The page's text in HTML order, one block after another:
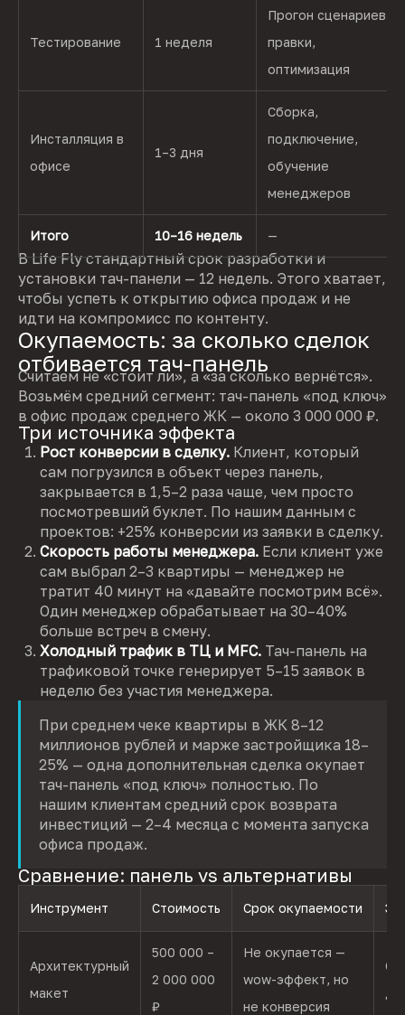
Тестирование 1 неделя
Прогон сценариев,
правки,
оптимизация
Инсталляция в
офисе
1–3 дня
Сборка,
подключение,
обучение
менеджеров
Итого 10–16 недель —
В Life Fly стандартный срок разработки и
установки тач-панели — 12 недель. Этого хватает,
чтобы успеть к открытию офиса продаж и не
идти на компромисс по контенту.
Окупаемость: за сколько сделок
отбивается тач-панель
Считаем не «стоит ли», а «за сколько вернётся».
Возьмём средний сегмент: тач-панель «под ключ»
в офис продаж среднего ЖК — около 3 000 000 ₽.
Три источника эффекта
Рост конверсии в сделку. Клиент, который
сам погрузился в объект через панель,
закрывается в 1,5–2 раза чаще, чем просто
посмотревший буклет. По нашим данным с
проектов: +25% конверсии из заявки в сделку.
Скорость работы менеджера. Если клиент уже
сам выбрал 2–3 квартиры — менеджер не
тратит 40 минут на «давайте посмотрим всё».
Один менеджер обрабатывает на 30–40%
больше встреч в смену.
Холодный трафик в ТЦ и MFC. Тач-панель на
трафиковой точке генерирует 5–15 заявок в
неделю без участия менеджера.
При среднем чеке квартиры в ЖК 8–12
миллионов рублей и марже застройщика 18–
25% — одна дополнительная сделка окупает
тач-панель «под ключ» полностью. По
нашим клиентам средний срок возврата
инвестиций — 2–4 месяца с момента запуска
офиса продаж.
Сравнение: панель vs альтернативы
Инструмент Стоимость Срок окупаемости
Архитектурный
макет
500 000 –
2 000 000
₽
Не окупается —
wow-эффект, но
не конверсия